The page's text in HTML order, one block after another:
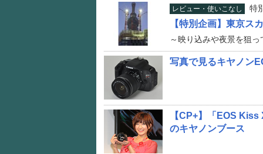
レビュー・使いこなし 特
【特別企画】東京ス
～映り込みや夜景を狙
写真で見るキヤノン
【CP+】「EOS
のキヤノンブース